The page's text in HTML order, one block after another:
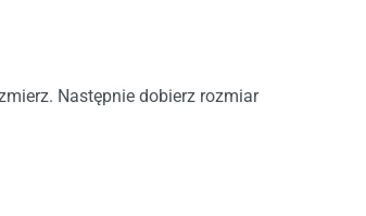
Następnie dobierz rozmiar